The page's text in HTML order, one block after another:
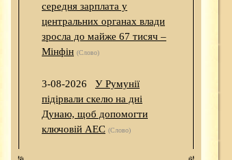
середня зарплата у
центральних органах влади
зросла до майже 67 тисяч –
Мінфін (Слово)
3-08-2026
У Румунії
підірвали скелю на дні
Дунаю, щоб допомогти
ключовій АЕС (Слово)